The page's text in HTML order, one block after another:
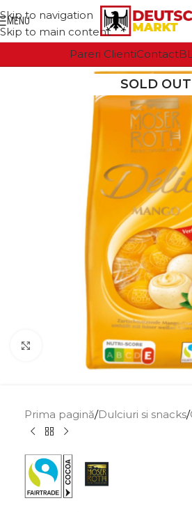
Skip to navigation
Skip to main content
MENU
Pareri ClientiContact
SOLD OUT
Click to enlarge
Prima pagină/Dulciuri si snacks/